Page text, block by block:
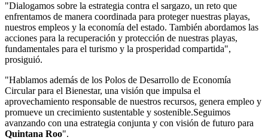
"Dialogamos sobre la estrategia contra el sargazo, un reto que
enfrentamos de manera coordinada para proteger nuestras playas,
nuestros empleos y la economía del estado. También abordamos las
acciones para la recuperación y protección de nuestras playas,
fundamentales para el turismo y la prosperidad compartida",
prosiguió.
"Hablamos además de los Polos de Desarrollo de Economía
Circular para el Bienestar, una visión que impulsa el
aprovechamiento responsable de nuestros recursos, genera empleo y
promueve un crecimiento sustentable y sostenible.Seguimos
avanzando con una estrategia conjunta y con visión de futuro para
Quintana Roo".